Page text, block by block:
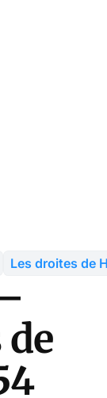
Les droites de